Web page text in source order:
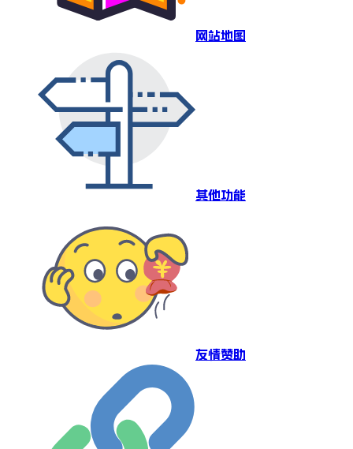
网站地图
其他功能
友情赞助